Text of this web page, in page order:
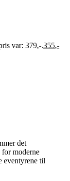
var: 379,-.355,-
det
for moderne
eventyrene til